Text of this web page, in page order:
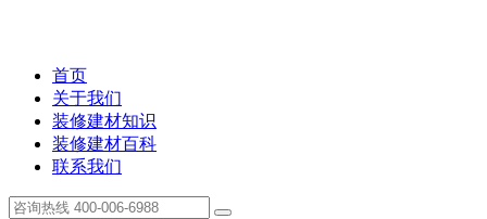
首页
关于我们
装修建材知识
装修建材百科
联系我们